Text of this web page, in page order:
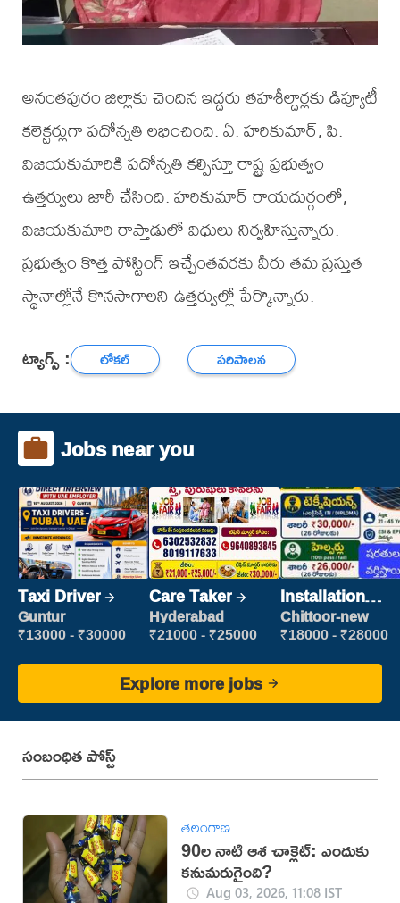
అనంతపురం జిల్లాకు చెందిన ఇద్దరు తహశీల్దార్లకు డిప్యూటీ
కలెక్టర్లుగా పదోన్నతి లభించింది. ఏ. హరికుమార్, పి.
విజయకుమారికి పదోన్నతి కల్పిస్తూ రాష్ట్ర ప్రభుత్వం
ఉత్తర్వులు జారీ చేసింది. హరికుమార్ రాయదుర్గంలో,
విజయకుమారి రాప్తాడులో విధులు నిర్వహిస్తున్నారు.
ప్రభుత్వం కొత్త పోస్టింగ్ ఇచ్చేంతవరకు వీరు తమ ప్రస్తుత
స్థానాల్లోనే కొనసాగాలని ఉత్తర్వుల్లో పేర్కొన్నారు.
ట్యాగ్స్ : లోకల్ పరిపాలన
Jobs near you
Taxi Driver
Guntur
₹13000 - ₹30000
Care Taker
Hyderabad
₹21000 - ₹25000
Installation
Engineer/
Helper
Chittoor-new
₹18000 - ₹28000
Explore more jobs
సంబంధిత పోస్ట్
తెలంగాణ
90ల నాటి ఆశ చాక్లెట్: ఎందుకు
కనుమరుగైంది?
Aug 03, 2026, 11:08 IST